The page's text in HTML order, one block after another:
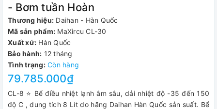
- Bơm tuần Hoàn
Thương hiệu: Daihan - Hàn Quốc
Mã sản phẩm: MaXircu CL-30
Xuất xứ: Hàn Quốc
Bảo hành: 12 tháng
Tình trạng: Còn hàng
79.785.000₫
CL-8 ⭐ Bể điều nhiệt lạnh âm sâu, dải nhiệt độ -35 đến 150
độ C , dung tích 8 Lít do hãng Daihan Hàn Quốc sản suất. Bể